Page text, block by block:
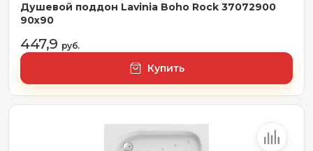
Душевой поддон Lavinia Boho Rock 37072900
90х90
447,9 руб.
Купить